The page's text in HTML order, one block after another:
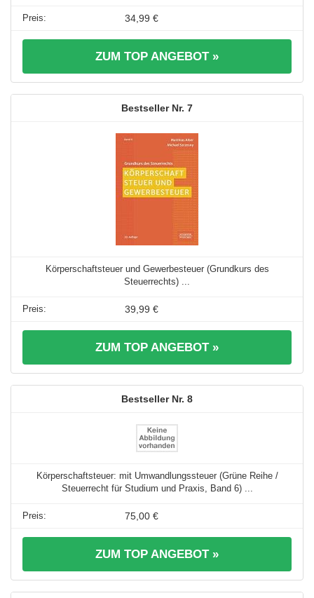
34,99 €
ZUM TOP ANGEBOT »
7
Körperschaftsteuer und Gewerbesteuer (Grundkurs des
Steuerrechts) ...
39,99 €
ZUM TOP ANGEBOT »
8
Körperschaftsteuer: mit Umwandlungssteuer (Grüne Reihe /
Steuerrecht für Studium und Praxis, Band 6) ...
75,00 €
ZUM TOP ANGEBOT »